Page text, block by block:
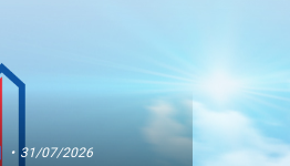
31/07/2026